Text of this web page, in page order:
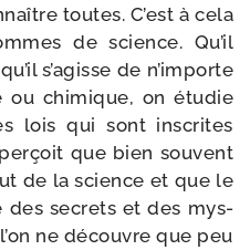
toutes. C’est à cela
de science. Qu’il
s’agisse de n’importe
ou chi­mique, on étu­die
lois qui sont ins­crites
que bien sou­vent
de la science et que le
des secrets et des mys­
ne découvre que peu